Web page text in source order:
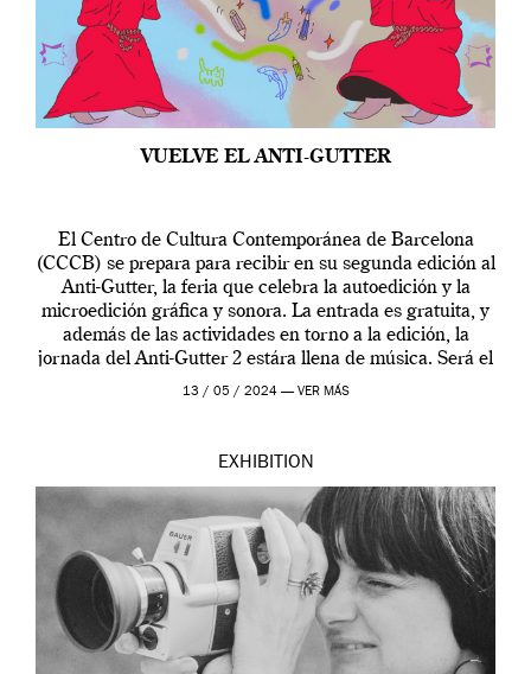
VUELVE EL ANTI-GUTTER
El Centro de Cultura Contemporánea de Barcelona
(CCCB) se prepara para recibir en su segunda edición al
Anti-Gutter, la feria que celebra la autoedición y la
microedición gráfica y sonora. La entrada es gratuita, y
además de las actividades en torno a la edición, la
jornada del Anti-Gutter 2 estára llena de música. Será el
[…]
13 / 05 / 2024 — VER MÁS
EXHIBITION